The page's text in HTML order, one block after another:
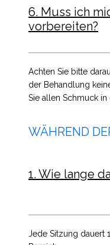
6. Muss ich
vorbereiten?
Achten Sie bitte
der Behandlung
Sie allen Schmuck
WÄHREND
1. Wie lange
Jede Sitzung dauert